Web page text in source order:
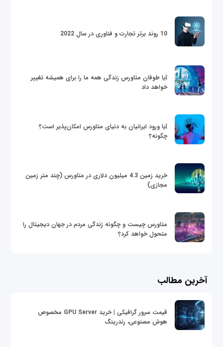
10 روند برتر تجارت و فناوری در سال 2022
آیا طوفان متاورس زندگی همه ما را برای همیشه تغییر
خواهد داد
آیا ورود ایرانیان به دنیای متاورس امکان‌پذیر است؟
چگونه؟
خرید زمین 4.3 میلیون دلاری در متاورس (چند متر زمین
مجازی)
متاورس چیست و چگونه زندگی مردم در جهان دیجیتال را
متحول خواهد کرد؟
آخرین مطالب
قیمت سرور گرافیکی | خرید GPU Server مخصوص
هوش مصنوعی، رندرینگ